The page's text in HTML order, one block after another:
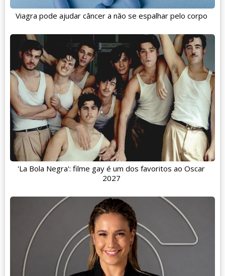
Viagra pode ajudar câncer a não se espalhar pelo corpo
'La Bola Negra': filme gay é um dos favoritos ao Oscar
2027